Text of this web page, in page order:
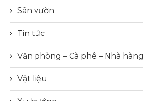
Sân vườn
Tin tức
Văn phòng – Cà phê – Nhà hàng
Vật liệu